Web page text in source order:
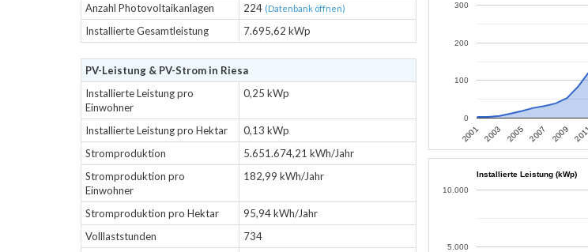
Anzahl Photovoltaikanlagen
224 (Datenbank öffnen)
Installierte Gesamtleistung 7.695,62 kWp
PV-Leistung & PV-Strom in Riesa
Installierte Leistung pro
Einwohner
0,25 kWp
Installierte Leistung pro Hektar
0,13 kWp
Stromproduktion
5.651.674,21 kWh/Jahr
Stromproduktion pro
Einwohner
182,99 kWh/Jahr
Stromproduktion pro Hektar
95,94 kWh/Jahr
Volllaststunden
734
2001 2003 2005 2007 2009
0
100
200
300
Installierte Leistung (kWp)
5.000
10.000